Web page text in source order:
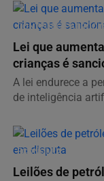
CONTEÚDO
Lei que
crianças é
A lei endurece a
de inteligência
ECONOMIA
Leilões de